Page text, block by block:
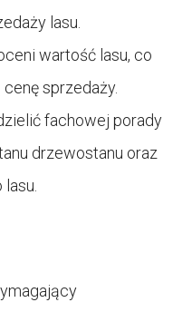
lasu.
wartość lasu, co
sprzedaży.
fachowej porady
drzewostanu oraz